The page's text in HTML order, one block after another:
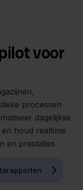
voor
processen
dagelijkse
houd realtime
en prestaties.